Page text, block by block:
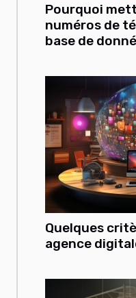
Pourquoi
numéros de
base de
Quelques
agence